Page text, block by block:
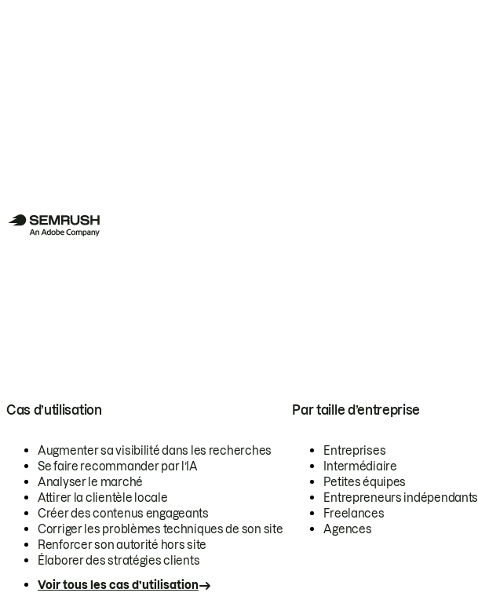
Cas d’utilisation
Augmenter sa visibilité dans les recherches
Se faire recommander par l’IA
Analyser le marché
Attirer la clientèle locale
Créer des contenus engageants
Corriger les problèmes techniques de son site
Renforcer son autorité hors site
Élaborer des stratégies clients
Voir tous les cas d’utilisation
Par taille d’entreprise
Entreprises
Intermédiaire
Petites équipes
Entrepreneurs indépendants
Freelances
Agences